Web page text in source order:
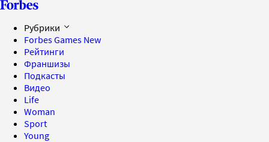
Рубрики
Forbes Games New
Рейтинги
Франшизы
Подкасты
Видео
Life
Woman
Sport
Young